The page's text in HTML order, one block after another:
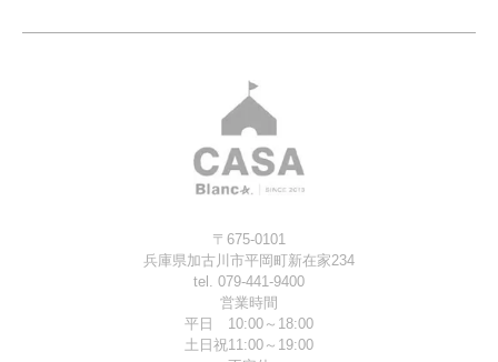
〒675-0101
兵庫県加古川市平岡町新在家234
tel. 079-441-9400
営業時間
平日 10:00～18:00
土日祝11:00～19:00